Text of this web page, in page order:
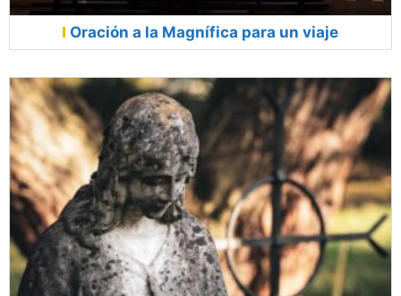
Oración a la Magnífica para un viaje